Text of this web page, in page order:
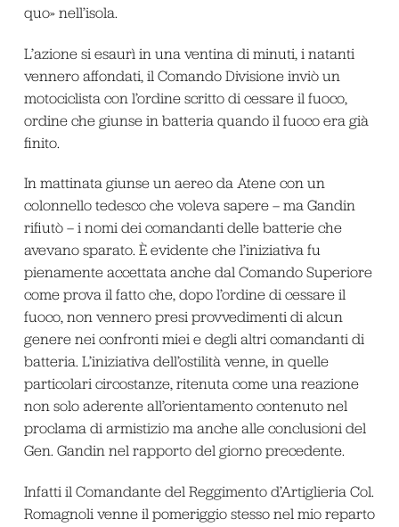
quo» nell’isola.
L’azione si esaurì in una ventina di minuti, i natanti
vennero affondati, il Comando Divisione inviò un
motociclista con l’ordine scritto di cessare il fuoco,
ordine che giunse in batteria quando il fuoco era già
finito.
In mattinata giunse un aereo da Atene con un
colonnello tedesco che voleva sapere – ma Gandin
rifiutò – i nomi dei comandanti delle batterie che
avevano sparato. È evidente che l’iniziativa fu
pienamente accettata anche dal Comando Superiore
come prova il fatto che, dopo l’ordine di cessare il
fuoco, non vennero presi provvedimenti di alcun
genere nei confronti miei e degli altri comandanti di
batteria. L’iniziativa dell’ostilità venne, in quelle
particolari circostanze, ritenuta come una reazione
non solo aderente all’orientamento contenuto nel
proclama di armistizio ma anche alle conclusioni del
Gen. Gandin nel rapporto del giorno precedente.
Infatti il Comandante del Reggimento d’Artiglieria Col.
Romagnoli venne il pomeriggio stesso nel mio reparto